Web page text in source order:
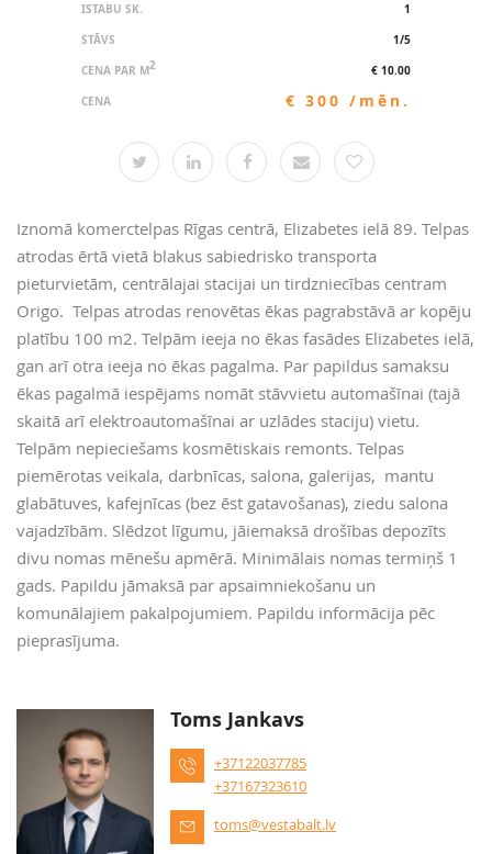
ISTABU SK.
1
STĀVS
1/5
CENA PAR M2
€ 10.00
CENA
€ 300 /mēn.
Iznomā komerctelpas Rīgas centrā, Elizabetes ielā 89. Telpas
atrodas ērtā vietā blakus sabiedrisko transporta
pieturvietām, centrālajai stacijai un tirdzniecības centram
Origo. Telpas atrodas renovētas ēkas pagrabstāvā ar kopēju
platību 100 m2. Telpām ieeja no ēkas fasādes Elizabetes ielā,
gan arī otra ieeja no ēkas pagalma. Par papildus samaksu
ēkas pagalmā iespējams nomāt stāvvietu automašīnai (tajā
skaitā arī elektroautomašīnai ar uzlādes staciju) vietu.
Telpām nepieciešams kosmētiskais remonts. Telpas
piemērotas veikala, darbnīcas, salona, galerijas, mantu
glabātuves, kafejnīcas (bez ēst gatavošanas), ziedu salona
vajadzībām. Slēdzot līgumu, jāiemaksā drošības depozīts
divu nomas mēnešu apmērā. Minimālais nomas termiņš 1
gads. Papildu jāmaksā par apsaimniekošanu un
komunālajiem pakalpojumiem. Papildu informācija pēc
pieprasījuma.
Toms Jankavs
+37122037785
+37167323610
toms@vestabalt.lv